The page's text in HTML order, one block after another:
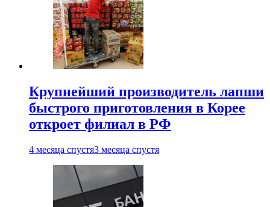
Крупнейший производитель лапши
быстрого приготовления в Корее
откроет филиал в РФ
4 месяца спустя3 месяца спустя